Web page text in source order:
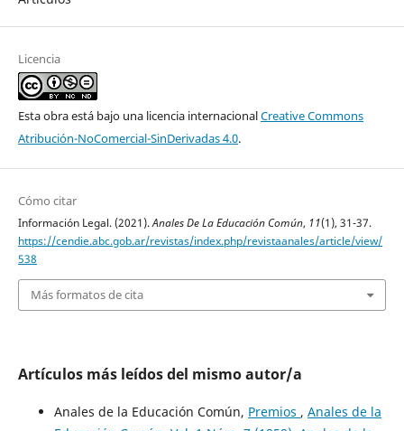
Licencia
Esta obra está bajo una licencia internacionalCreative Commons
Atribución-NoComercial-SinDerivadas 4.0.
Cómo citar
Información Legal. (2021).Anales De La Educación Común, 11(1), 31-37.
https://cendie.abc.gob.ar/revistas/index.php/revistaanales/article/view/
538
Más formatos de cita
Artículos más leídos del mismo autor/a
Anales de la Educación Común, Premios , Anales de la